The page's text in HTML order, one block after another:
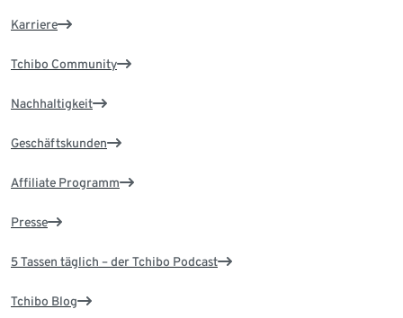
Karriere
Tchibo Community
Nachhaltigkeit
Geschäftskunden
Affiliate Programm
Presse
5 Tassen täglich – der Tchibo Podcast
Tchibo Blog